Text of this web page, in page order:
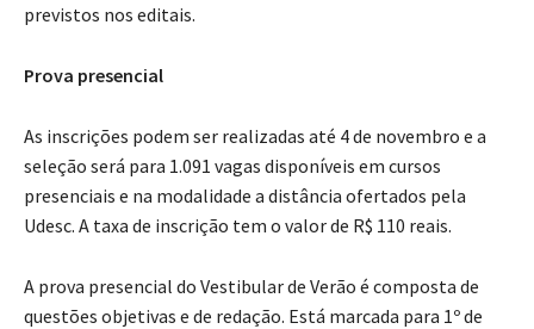
previstos nos editais.
Prova presencial
As inscrições podem ser realizadas até 4 de novembro e a
seleção será para 1.091 vagas disponíveis em cursos
presenciais e na modalidade a distância ofertados pela
Udesc. A taxa de inscrição tem o valor de R$ 110 reais.
A prova presencial do Vestibular de Verão é composta de
questões objetivas e de redação. Está marcada para 1º de